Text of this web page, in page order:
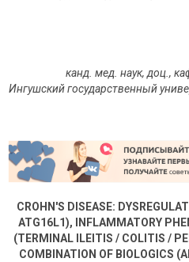
канд. мед. наук, доц.,
Ингушский государственный
CROHN'S DISEASE:
ATG16L1), INFLAMMATORY
(TERMINAL ILEITIS / COLITIS /
COMBINATION OF BIOLOGICS